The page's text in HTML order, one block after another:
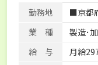
勤務地
■京都
業 種
製造･
給 与
月給